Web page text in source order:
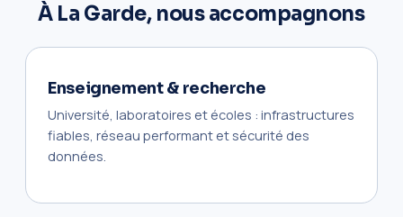
À La Garde, nous accompagnons
Enseignement & recherche
Université, laboratoires et écoles : infrastructures
fiables, réseau performant et sécurité des
données.